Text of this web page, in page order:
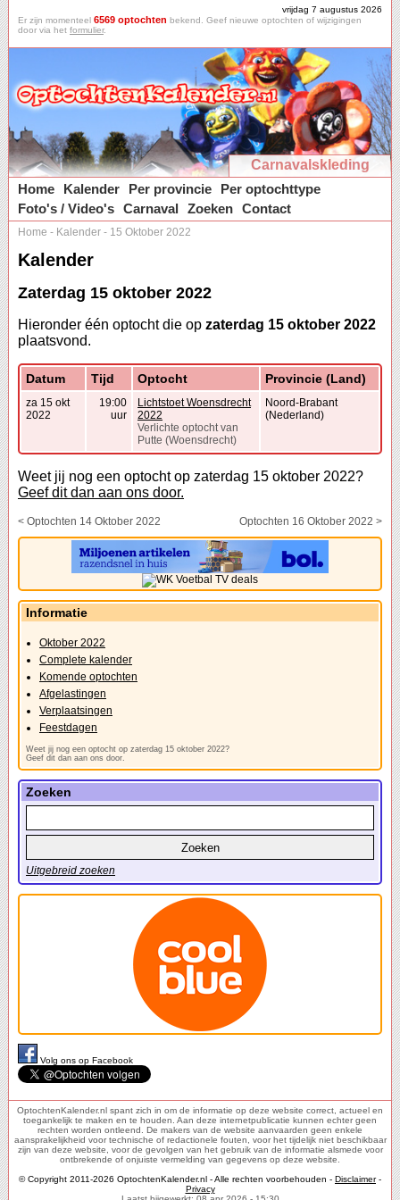
vrijdag 7 augustus 2026
Er zijn momenteel 6569 optochten bekend. Geef nieuwe optochten of wijzigingen
door via het formulier.
Carnavalskleding
Home
Kalender Per provincie
Per optochttype
Foto's / Video's Carnaval Zoeken Contact
Home - Kalender - 15 Oktober 2022
Kalender
Zaterdag 15 oktober 2022
Hieronder één optocht die op zaterdag 15 oktober 2022
plaatsvond.
Datum Tijd Optocht Provincie (Land)
za 15 okt
2022
19:00
uur
Lichtstoet Woensdrecht
2022
Verlichte optocht van
Putte (Woensdrecht)
Noord-Brabant
(Nederland)
Weet jij nog een optocht op zaterdag 15 oktober 2022?
Geef dit dan aan ons door.
< Optochten 14 Oktober 2022 Optochten 16 Oktober 2022 >
Informatie
Oktober 2022
Complete kalender
Komende optochten
Afgelastingen
Verplaatsingen
Feestdagen
Weet jij nog een optocht op zaterdag 15 oktober 2022?
Geef dit dan aan ons door.
Zoeken
Uitgebreid zoeken
Volg ons op Facebook
OptochtenKalender.nl spant zich in om de informatie op deze website correct, actueel en
toegankelijk te maken en te houden. Aan deze internetpublicatie kunnen echter geen
rechten worden ontleend. De makers van de website aanvaarden geen enkele
aansprakelijkheid voor technische of redactionele fouten, voor het tijdelijk niet beschikbaar
zijn van deze website, voor de gevolgen van het gebruik van de informatie alsmede voor
ontbrekende of onjuiste vermelding van gegevens op deze website.
© Copyright 2011-2026 OptochtenKalender.nl - Alle rechten voorbehouden - Disclaimer-
Privacy